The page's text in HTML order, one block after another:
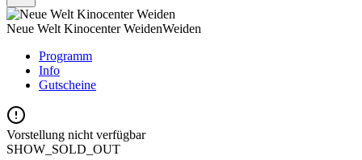
Neue Welt Kinocenter WeidenWeiden
Programm
Info
Gutscheine
Vorstellung nicht verfügbar
SHOW_SOLD_OUT